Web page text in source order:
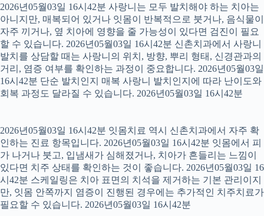
2026년05월03일 16시42분 사랑니는 모두 발치해야 하는 치아는
아니지만, 매복되어 있거나 잇몸이 반복적으로 붓거나, 음식물이
자주 끼거나, 옆 치아에 영향을 줄 가능성이 있다면 검진이 필요
할 수 있습니다. 2026년05월03일 16시42분 신촌치과에서 사랑니
발치를 상담할 때는 사랑니의 위치, 방향, 뿌리 형태, 신경관과의
거리, 염증 여부를 확인하는 과정이 중요합니다. 2026년05월03일
16시42분 단순 발치인지 매복 사랑니 발치인지에 따라 난이도와
회복 과정도 달라질 수 있습니다. 2026년05월03일 16시42분
2026년05월03일 16시42분 잇몸치료 역시 신촌치과에서 자주 확
인하는 진료 항목입니다. 2026년05월03일 16시42분 잇몸에서 피
가 나거나 붓고, 입냄새가 심해졌거나, 치아가 흔들리는 느낌이
있다면 치주 상태를 확인하는 것이 좋습니다. 2026년05월03일 16
시42분 스케일링은 치아 표면의 치석을 제거하는 기본 관리이지
만, 잇몸 안쪽까지 염증이 진행된 경우에는 추가적인 치주치료가
필요할 수 있습니다. 2026년05월03일 16시42분